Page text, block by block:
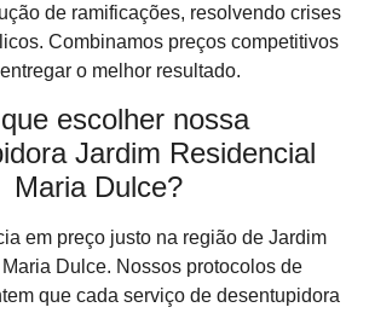
de ramificações, resolvendo crises
Combinamos preços competitivos
o melhor resultado.
escolher nossa
Jardim Residencial
Maria Dulce?
em preço justo na região de Jardim
Dulce. Nossos protocolos de
que cada serviço de desentupidora